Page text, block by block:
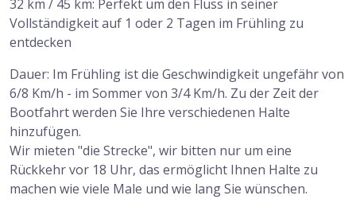
32 km / 45 km: Perfekt um den Fluss in seiner
Vollständigkeit auf 1 oder 2 Tagen im Frühling zu
entdecken
Dauer: Im Frühling ist die Geschwindigkeit ungefähr von
6/8 Km/h - im Sommer von 3/4 Km/h. Zu der Zeit der
Bootfahrt werden Sie Ihre verschiedenen Halte
hinzufügen.
Wir mieten "die Strecke", wir bitten nur um eine
Rückkehr vor 18 Uhr, das ermöglicht Ihnen Halte zu
machen wie viele Male und wie lang Sie wünschen.